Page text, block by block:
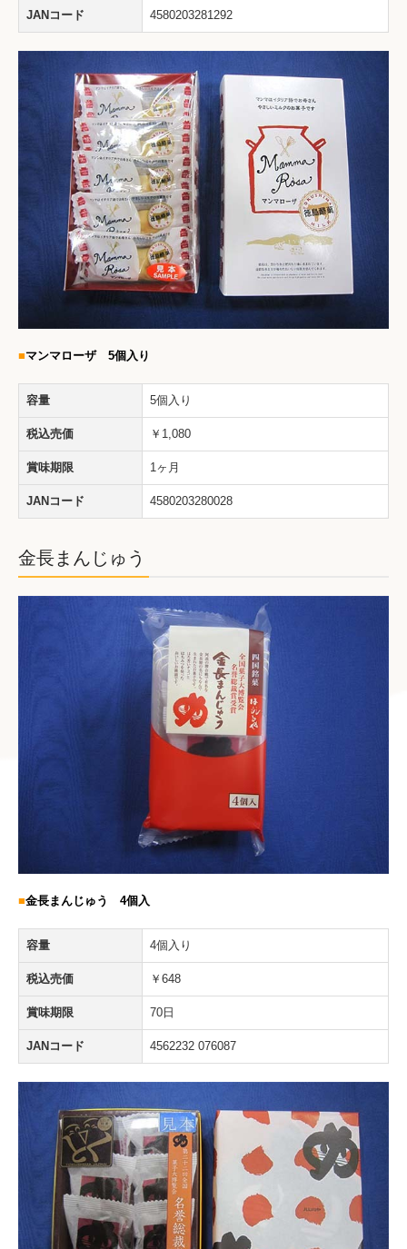
JANコード 4580203281292
■マンマローザ 5個入り
容量 5個入り
税込売価 ￥1,080
賞味期限 1ヶ月
JANコード 4580203280028
金長まんじゅう
■金長まんじゅう 4個入
容量 4個入り
税込売価 ￥648
賞味期限 70日
JANコード 4562232 076087